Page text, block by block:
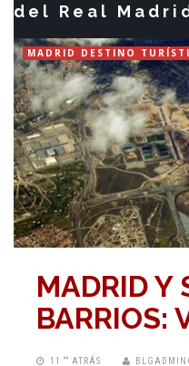
del Real
MADRID DESTINO
MADRID Y
BARRIOS:
11 “” ATRÁS